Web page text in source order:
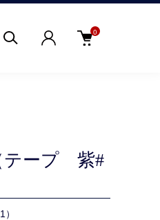
0
テープ 紫#